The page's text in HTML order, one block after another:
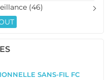
(46)
SANS-FIL FC